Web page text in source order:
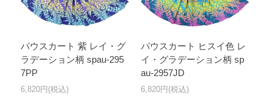
パウスカート 紫 レイ・グ
ラデーション柄 spau-295
7PP
6,820円(税込)
パウスカート ヒスイ色 レ
イ・グラデーション柄 sp
au-2957JD
6,820円(税込)